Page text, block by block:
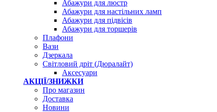
Абажури для люстр
Абажури для настільних ламп
Абажури для підвісів
Абажури для торшерів
Плафони
Вази
Дзеркала
Світловий дріт (Дюралайт)
Аксесуари
АКЦІЇ/ЗНИЖКИ
Про магазин
Доставка
Новини